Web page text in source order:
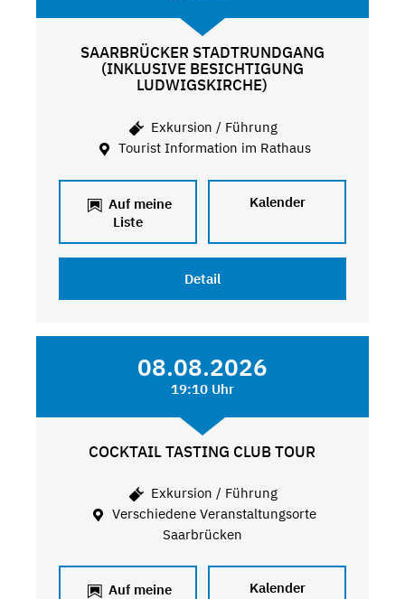
SAARBRÜCKER STADTRUNDGANG
(INKLUSIVE BESICHTIGUNG
LUDWIGSKIRCHE)
Exkursion / Führung
Tourist Information im Rathaus
Auf meine
Liste
Kalender
Detail
08.08.2026
19:10 Uhr
COCKTAIL TASTING CLUB TOUR
Exkursion / Führung
Verschiedene Veranstaltungsorte
Saarbrücken
Auf meine
Kalender